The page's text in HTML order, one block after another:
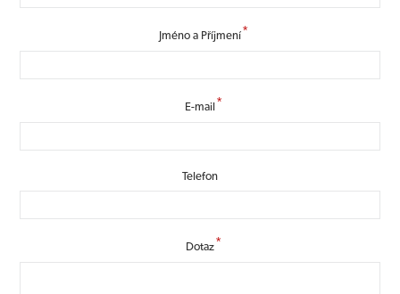
Jméno a Příjmení*
E-mail*
Telefon
Dotaz*